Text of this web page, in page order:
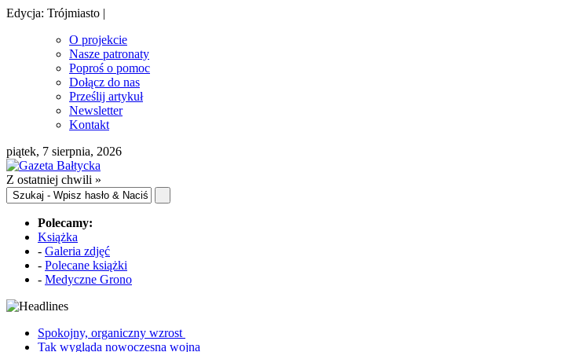
Edycja: Trójmiasto |
O projekcie
Nasze patronaty
Poproś o pomoc
Dołącz do nas
Prześlij artykuł
Newsletter
Kontakt
piątek, 7 sierpnia, 2026
Z ostatniej chwili »
Polecamy:
Książka
- Galeria zdjęć
- Polecane książki
- Medyczne Grono
Spokojny, organiczny wzrost
Tak wygląda nowoczesna wojna